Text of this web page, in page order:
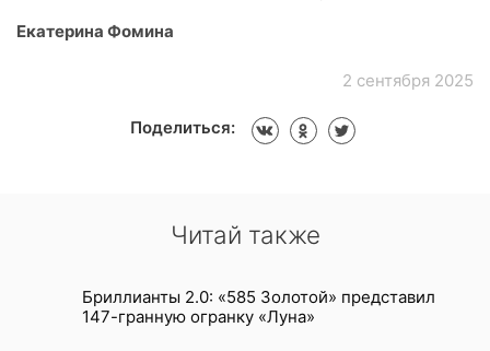
Екатерина Фомина
2 сентября 2025
Поделиться:
Читай также
Бриллианты 2.0: «585 Золотой» представил
147-гранную огранку «Луна»